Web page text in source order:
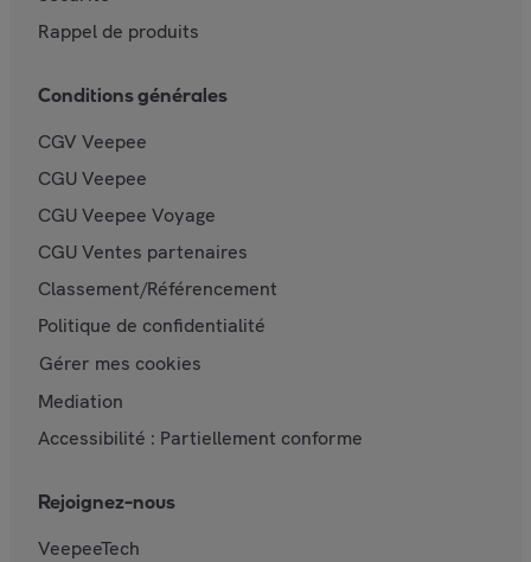
Rappel de produits
Conditions générales
CGV Veepee
CGU Veepee
CGU Veepee Voyage
CGU Ventes partenaires
Classement/Référencement
Politique de confidentialité
Gérer mes cookies
Mediation
Accessibilité : Partiellement conforme
Rejoignez-nous
VeepeeTech